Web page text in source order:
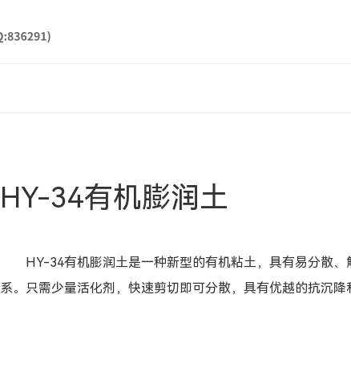
HY-34有机膨润土
HY-34有机膨润土是一种新型的有机粘土，具有易分散
系。只需少量活化剂，快速剪切即可分散，具有优越的抗沉降